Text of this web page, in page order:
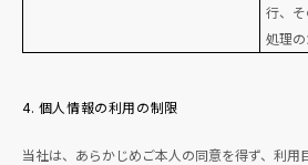
行、
処理
4. 個人情報の利用の制限
当社は、あらかじめご本人の同意を得ず、利用